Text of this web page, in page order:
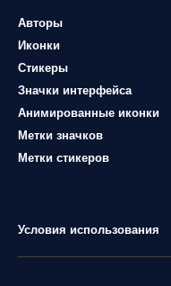
Авторы
Иконки
Стикеры
Значки интерфейса
Анимированные иконки
Метки значков
Метки стикеров
Условия использования